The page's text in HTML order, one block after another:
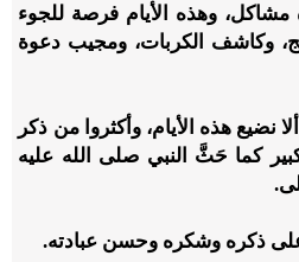
وهذه الأيام فرصة للجوء
وكاشف الكربات، ومجيب دعوة
نضيع هذه الأيام، وأكثروا من ذكر
كما حَثَّ النبي صلى الله عليه
على ذكره وشكره وحسن عبادته.